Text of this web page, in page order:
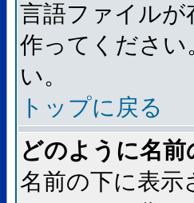
言語ファイルが
作ってください
い。
トップに戻る
どのように名
名前の下に表示